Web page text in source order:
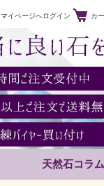
マイページへログイン カ
天然石コラム